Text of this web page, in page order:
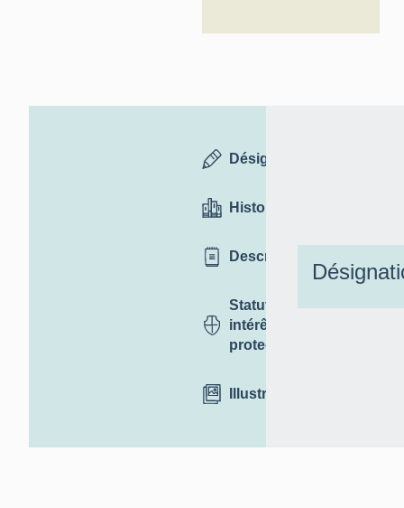
Désignation
Historique
Description
Statut,
intérêt et
protection
Illustrations